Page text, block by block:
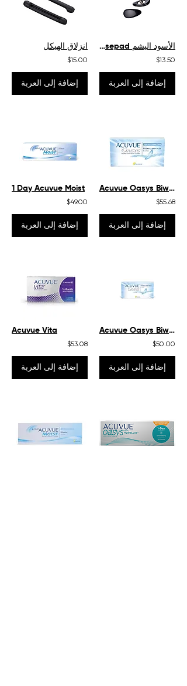
الأسود اليشم Nosepad
$13.50
إضافة إلى العربة
انزلاق الهيكل
$15.00
إضافة إلى العربة
Acuvue Oasys Biweekly for Astigmatism
$55.68
إضافة إلى العربة
1 Day Acuvue Moist
$49.00
إضافة إلى العربة
Acuvue Oasys Biweekly
$50.00
إضافة إلى العربة
Acuvue Vita
$53.08
إضافة إلى العربة